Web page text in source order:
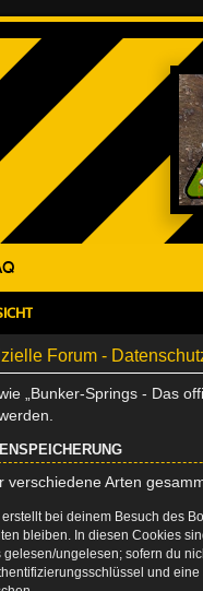
Forum -
„Bunker-Springs - Das
verschiedene Arten
bei deinem Besuch des
bleiben. In diesen Cookies
ungelesen; sofern du
und